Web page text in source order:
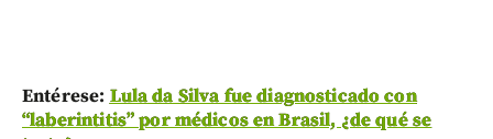
Entérese: Lula da Silva fue diagnosticado con
“laberintitis” por médicos en Brasil, ¿de qué se